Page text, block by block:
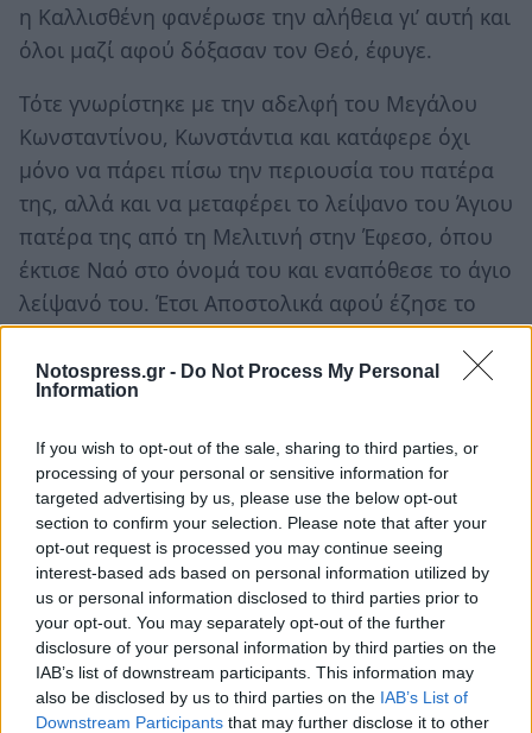
Notospress.gr - Do Not Process My Personal
Information
If you wish to opt-out of the sale, sharing to third parties, or
processing of your personal or sensitive information for
targeted advertising by us, please use the below opt-out
section to confirm your selection. Please note that after your
opt-out request is processed you may continue seeing
interest-based ads based on personal information utilized by
us or personal information disclosed to third parties prior to
your opt-out. You may separately opt-out of the further
disclosure of your personal information by third parties on the
IAB’s list of downstream participants. This information may
also be disclosed by us to third parties on the IAB’s List of
Downstream Participants that may further disclose it to other
η Καλλισθένη φανέρωσε την αλήθεια γι’ αυτή και
όλοι μαζί αφού δόξασαν τον Θεό, έφυγε.
Τότε γνωρίστηκε με την αδελφή του Μεγάλου
Κωνσταντίνου, Κωνστάντια και κατάφερε όχι
μόνο να πάρει πίσω την περιουσία του πατέρα
της, αλλά και να μεταφέρει το λείψανο του Άγιου
πατέρα της από τη Μελιτινή στην Έφεσο, όπου
έκτισε Ναό στο όνομά του και εναπόθεσε το άγιο
λείψανό του. Έτσι Αποστολικά αφού έζησε το
υπόλοιπο της ζωής της η Καλλισθένη, απεβίωσε
ειρηνικά.
μάθετε πρώτοιόλες τις ειδήσεις
TAGS: ΑΓΙΟΛΟΓΙΟ
ΕΚΚΛΗΣΙΑ
ΠΟΙΟΙ ΓΙΟΡΤΑΖΟΥΝ ΣΗΜΕΡΑ
ΧΡΟΝΙΑ ΠΟΛΛΑ
ΕΟΡΤΗ
ΕΟΡΤΟΛΟΓΙΟ